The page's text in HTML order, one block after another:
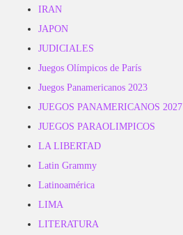
IRAN
JAPON
JUDICIALES
Juegos Olímpicos de París
Juegos Panamericanos 2023
JUEGOS PANAMERICANOS 2027
JUEGOS PARAOLIMPICOS
LA LIBERTAD
Latin Grammy
Latinoamérica
LIMA
LITERATURA